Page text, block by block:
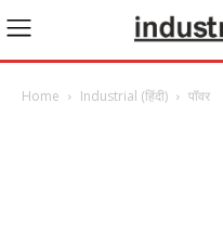
Home Industrial (हिंदी) पॉवर